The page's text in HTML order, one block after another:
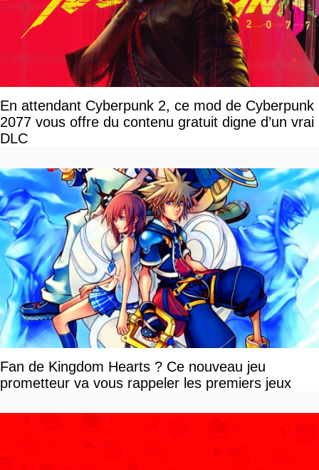
En attendant Cyberpunk 2, ce mod de Cyberpunk
2077 vous offre du contenu gratuit digne d’un vrai
DLC
Fan de Kingdom Hearts ? Ce nouveau jeu
prometteur va vous rappeler les premiers jeux